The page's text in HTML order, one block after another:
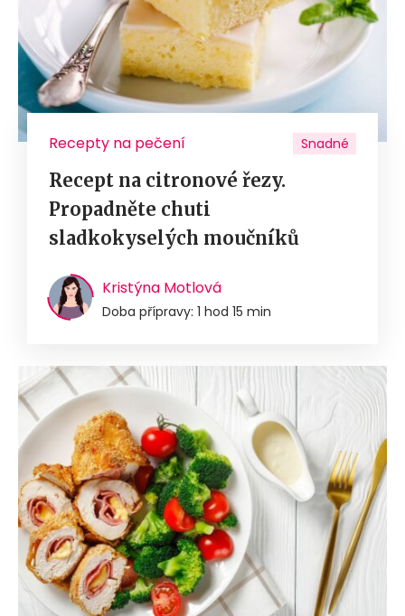
Recepty na pečení Snadné
Recept na citronové řezy.
Propadněte chuti
sladkokyselých moučníků
Kristýna Motlová
Doba přípravy: 1 hod 15 min